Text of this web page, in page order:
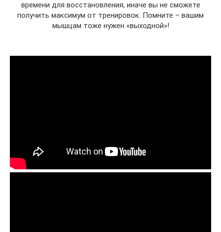
времени для восстановления, иначе вы не сможете
получить максимум от тренировок. Помните – вашим
мышцам тоже нужен «выходной»!